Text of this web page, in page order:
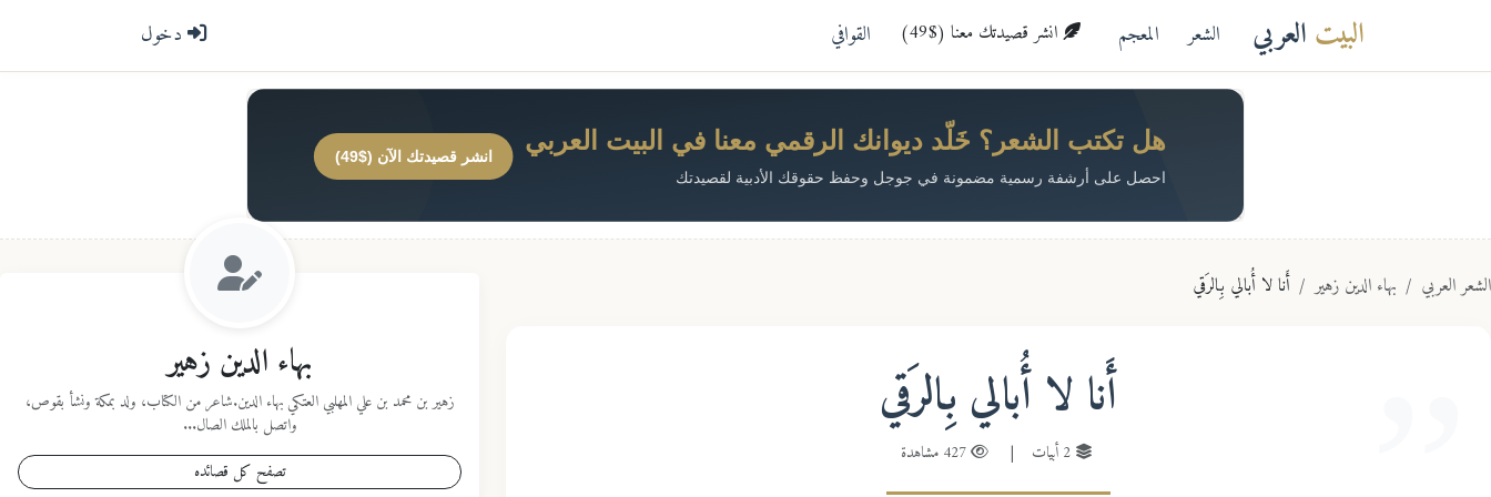
البيت العربي الشعر المعجم انشر قصيدتك معنا ($49) القوافي دخول
هل تكتب الشعر؟ خَلّد ديوانك الرقمي معنا في البيت العربي
احصل على أرشفة رسمية مضمونة في جوجل وحفظ حقوقك الأدبية لقصيدتك
انشر قصيدتك الآن ($49)
الشعر العربي بهاء الدين زهير أَنا لا أُبالي بِالرَقي
أَنا لا أُبالي بِالرَقي
2 أبيات | 427 مشاهدة
بهاء الدين زهير
زهير بن محمد بن علي المهلبي العتكي بهاء الدين.شاعر من الكتاب، ولد بمكة ونشأ بقوص،
واتصل بالملك الصال...
تصفح كل قصائده